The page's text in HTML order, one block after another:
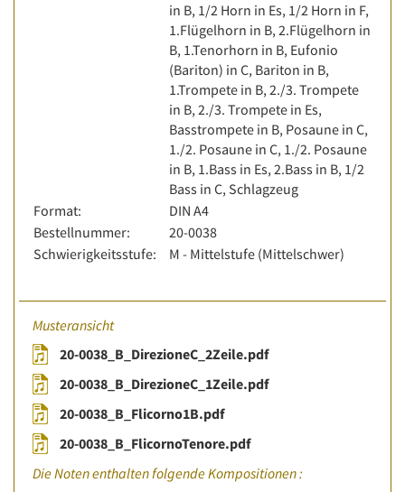
in B, 1/2 Horn in Es, 1/2 Horn in F,
1.Flügelhorn in B, 2.Flügelhorn in
B, 1.Tenorhorn in B, Eufonio
(Bariton) in C, Bariton in B,
1.Trompete in B, 2./3. Trompete
in B, 2./3. Trompete in Es,
Basstrompete in B, Posaune in C,
1./2. Posaune in C, 1./2. Posaune
in B, 1.Bass in Es, 2.Bass in B, 1/2
Bass in C, Schlagzeug
Format:
DIN A4
Bestellnummer:
20-0038
Schwierigkeitsstufe:
M - Mittelstufe (Mittelschwer)
Musteransicht
20-0038_B_DirezioneC_2Zeile.pdf
20-0038_B_DirezioneC_1Zeile.pdf
20-0038_B_Flicorno1B.pdf
20-0038_B_FlicornoTenore.pdf
Die Noten enthalten folgende Kompositionen :